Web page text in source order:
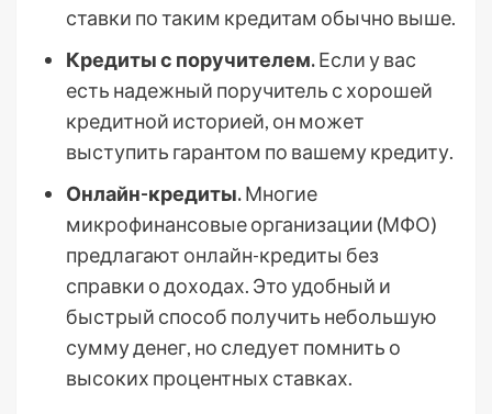
ставки по таким кредитам обычно выше.
Кредиты с поручителем.Если у вас
есть надежный поручитель с хорошей
кредитной историей, он может
выступить гарантом по вашему кредиту.
Онлайн-кредиты.Многие
микрофинансовые организации (МФО)
предлагают онлайн-кредиты без
справки о доходах. Это удобный и
быстрый способ получить небольшую
сумму денег, но следует помнить о
высоких процентных ставках.